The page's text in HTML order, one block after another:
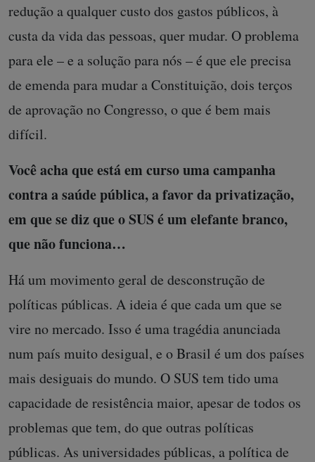
redução a qualquer custo dos gastos públicos, à
custa da vida das pessoas, quer mudar. O problema
para ele – e a solução para nós – é que ele precisa
de emenda para mudar a Constituição, dois terços
de aprovação no Congresso, o que é bem mais
difícil.
Você acha que está em curso uma campanha
contra a saúde pública, a favor da privatização,
em que se diz que o SUS é um elefante branco,
que não funciona…
Há um movimento geral de desconstrução de
políticas públicas. A ideia é que cada um que se
vire no mercado. Isso é uma tragédia anunciada
num país muito desigual, e o Brasil é um dos países
mais desiguais do mundo. O SUS tem tido uma
capacidade de resistência maior, apesar de todos os
problemas que tem, do que outras políticas
públicas. As universidades públicas, a política de